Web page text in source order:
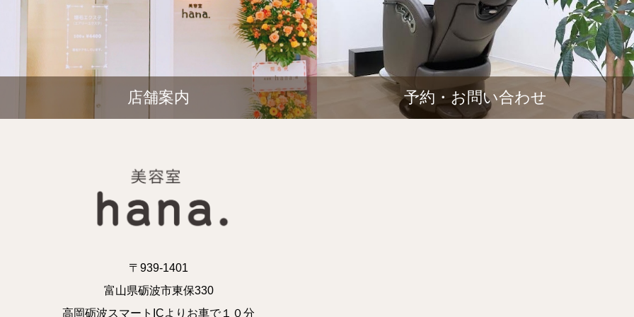
店舗案内 予約・お問い合わせ
〒939-1401
富山県砺波市東保330
高岡砺波スマートICよりお車で１０分